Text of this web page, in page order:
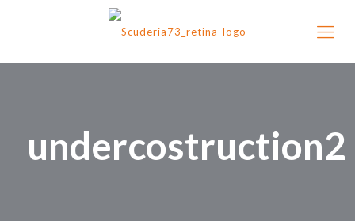
undercostruction2